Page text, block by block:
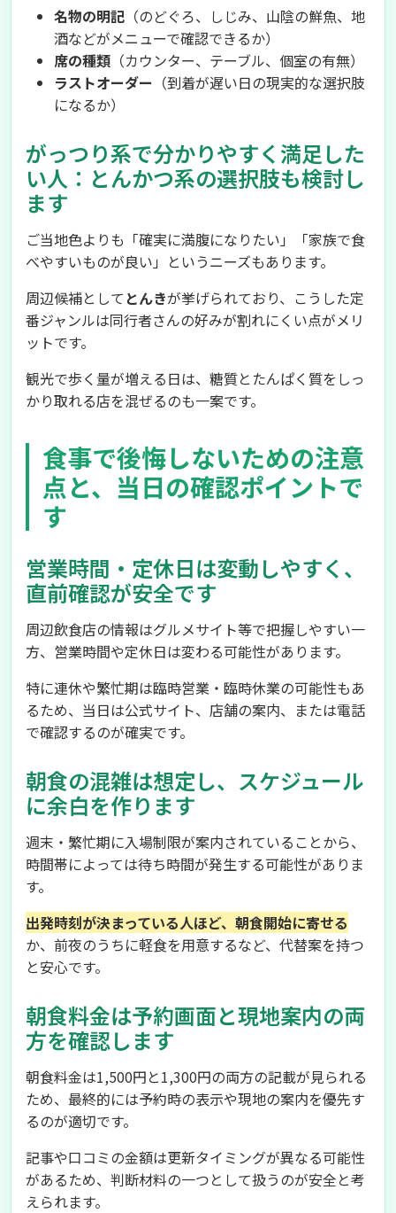
名物の明記 （のどぐろ、しじみ、山陰の鮮魚、地
酒などがメニューで確認できるか）
席の種類 （カウンター、テーブル、個室の有無）
ラストオーダー （到着が遅い日の現実的な選択肢
になるか）
がっつり系で分かりやすく満足した
い人：とんかつ系の選択肢も検討し
ます
ご当地色よりも「確実に満腹になりたい」「家族で食
べやすいものが良い」というニーズもあります。
周辺候補として とんきが挙げられており、こうした定
番ジャンルは同行者さんの好みが割れにくい点がメリ
ットです。
観光で歩く量が増える日は、糖質とたんぱく質をしっ
かり取れる店を混ぜるのも一案です。
食事で後悔しないための注意
点と、当日の確認ポイントで
す
営業時間・定休日は変動しやすく、
直前確認が安全です
周辺飲食店の情報はグルメサイト等で把握しやすい一
方、営業時間や定休日は変わる可能性があります。
特に連休や繁忙期は臨時営業・臨時休業の可能性もあ
るため、当日は公式サイト、店舗の案内、または電話
で確認するのが確実です。
朝食の混雑は想定し、スケジュール
に余白を作ります
週末・繁忙期に入場制限が案内されていることから、
時間帯によっては待ち時間が発生する可能性がありま
す。
出発時刻が決まっている人ほど、朝食開始に寄せる
か、前夜のうちに軽食を用意するなど、代替案を持つ
と安心です。
朝食料金は予約画面と現地案内の両
方を確認します
朝食料金は1,500円と1,300円の両方の記載が見られる
ため、最終的には予約時の表示や現地の案内を優先す
るのが適切です。
記事や口コミの金額は更新タイミングが異なる可能性
があるため、判断材料の一つとして扱うのが安全と考
えられます。